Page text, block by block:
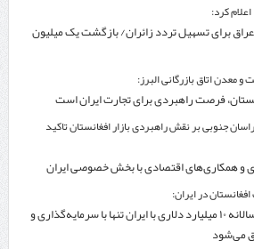
کرد:
برای تسهیل تردد زائران/ بازگشت یک میلیون
اتاق بازرگانی البرز:
فرصت راهبردی برای تجارت ایران است
جنوبی بر نقش راهبردی بازار افغانستان تاکید
و همکاری‌های اقتصادی با بخش خصوصی ایران
در ایران:
هدف‌گذاری تجارت سالانه ۱۰ میلیارد دلاری با ایران تنها با سرمایه‌گذاری و
می‌شود